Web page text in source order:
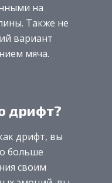
на
Также не
вариант
мяча.
дрифт?
дрифт, вы
больше
своим